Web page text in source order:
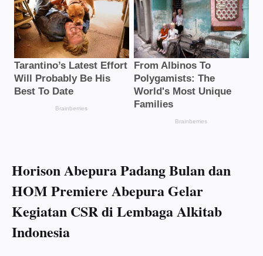
Horison Abepura Padang Bulan dan
HOM Premiere Abepura Gelar
Kegiatan CSR di Lembaga Alkitab
Indonesia